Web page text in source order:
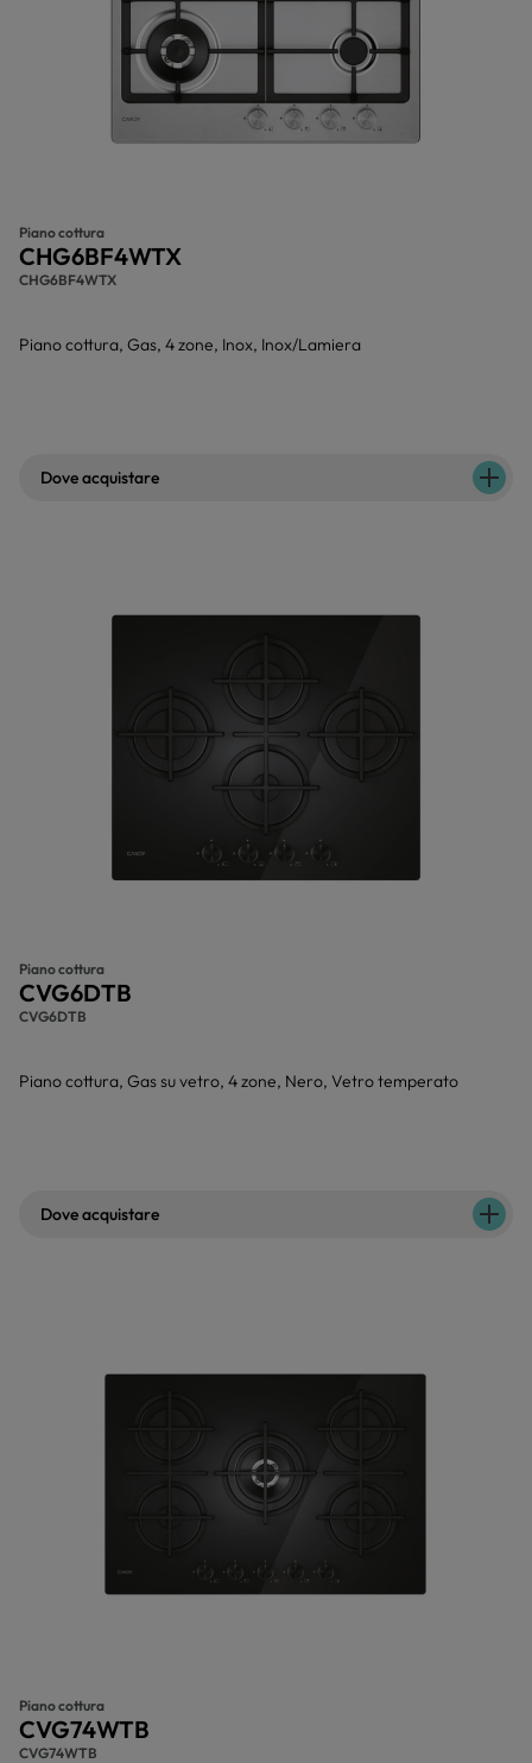
Piano cottura
CHG6BF4WTX
CHG6BF4WTX
Piano cottura, Gas, 4 zone, Inox, Inox/Lamiera
Dove acquistare
Piano cottura
CVG6DTB
CVG6DTB
Piano cottura, Gas su vetro, 4 zone, Nero, Vetro temperato
Dove acquistare
Piano cottura
CVG74WTB
CVG74WTB